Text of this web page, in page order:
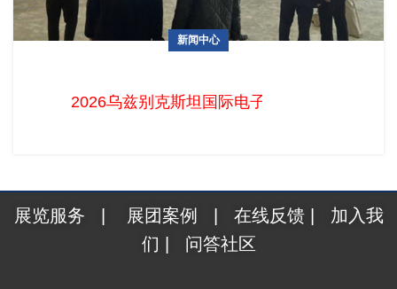
新闻中心
2026乌兹别克斯坦国际电子展火热招展中！
展览服务 | 展团案例 | 在线反馈| 加入我
们 | 问答社区